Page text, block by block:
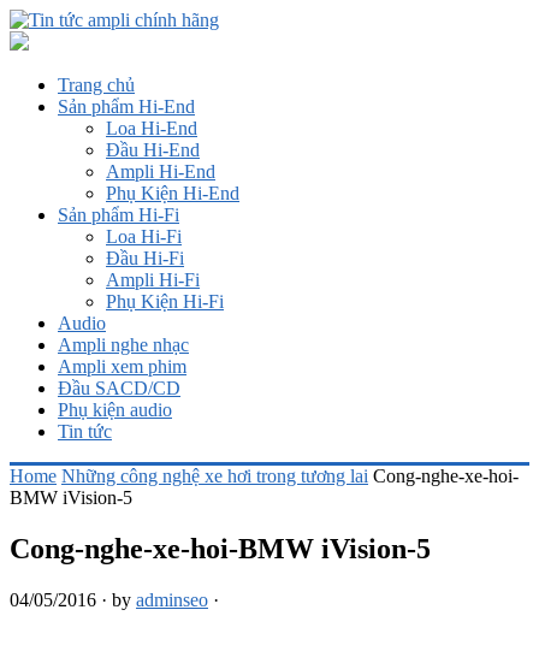
Trang chủ
Sản phẩm Hi-End
Loa Hi-End
Đầu Hi-End
Ampli Hi-End
Phụ Kiện Hi-End
Sản phẩm Hi-Fi
Loa Hi-Fi
Đầu Hi-Fi
Ampli Hi-Fi
Phụ Kiện Hi-Fi
Audio
Ampli nghe nhạc
Ampli xem phim
Đầu SACD/CD
Phụ kiện audio
Tin tức
Home Những công nghệ xe hơi trong tương lai Cong-nghe-xe-hoi-
BMW iVision-5
Cong-nghe-xe-hoi-BMW iVision-5
04/05/2016 · by adminseo ·